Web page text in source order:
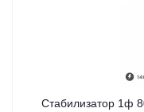
Стабилизатор 1ф